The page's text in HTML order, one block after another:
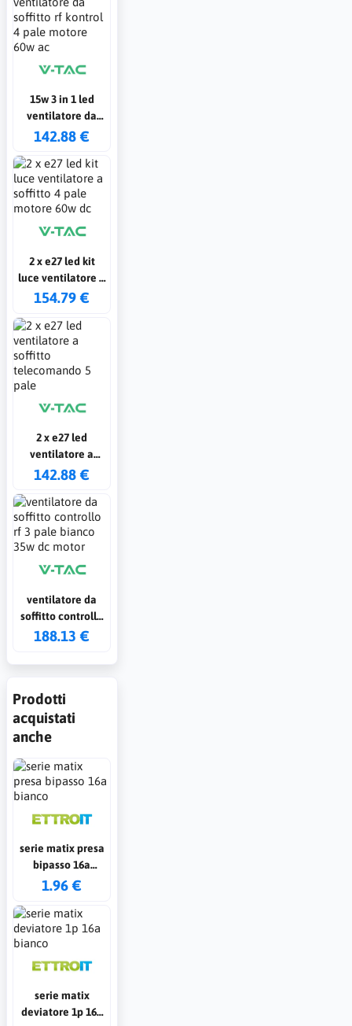
15w 3 in 1 led
ventilatore da
soffitto rf kontrol
60w ac
142.88 €
2 x e27 led kit
luce ventilatore a
soffitto 4 pale
154.79 €
2 x e27 led
ventilatore a
soffitto
pale
142.88 €
ventilatore da
soffitto controllo
rf 3 pale bianco
188.13 €
Prodotti
acquistati
anche
serie matix presa
bipasso 16a
bianco
1.96 €
serie matix
deviatore 1p 16a